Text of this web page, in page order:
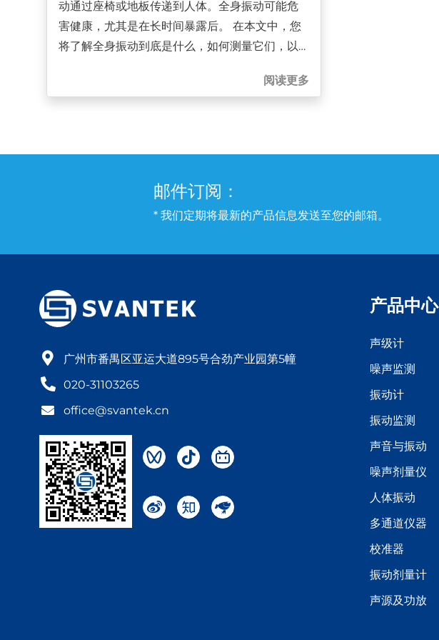
动通过座椅或地板传递到人体。全身振动可能危
害健康，尤其是在长时间暴露后。 在本文中，您
将了解全身振动到底是什么，如何测量它们，以
阅读更多
邮件订阅：
* 我们定期将最新的产品信息发送至您的邮箱。
广州市番禺区亚运大道895号合劲产业园第5幢
020-31103265
office@svantek.cn
产品中心
声级计
噪声监测
振动计
振动监测
声音与振动
噪声剂量仪
人体振动
多通道仪器
校准器
振动剂量计
声源及功放